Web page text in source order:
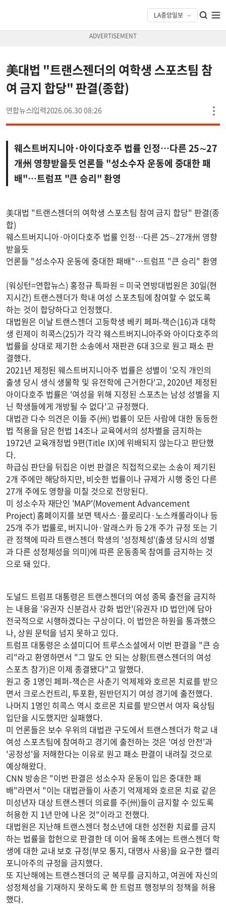
美대법 "트랜스젠더의 여학생 스포츠팀 참
여 금지 합당" 판결(종합)
연합뉴스 2026.06.30 08:26
웨스트버지니아·아이다호주 법률 인정…다른 25∼27
개州 영향받을듯 언론들 "성소수자 운동에 중대한 패
배"…트럼프 "큰 승리" 환영
美대법 "트랜스젠더의 여학생 스포츠팀 참여 금지 합당" 판결(종
합)
웨스트버지니아·아이다호주 법률 인정…다른 25∼27개州 영향
받을듯
언론들 "성소수자 운동에 중대한 패배"…트럼프 "큰 승리" 환영
(워싱턴=연합뉴스) 홍정규 특파원 = 미국 연방대법원은 30일(현
지시간) 트랜스젠더가 학내 여성 스포츠팀에 참여할 수 없도록
하는 것이 합당하다고 인정했다.
대법원은 이날 트랜스젠더 고등학생 베키 페퍼-잭슨(16)과 대학
생 린제이 히콕스(25)가 각각 웨스트버지니아주와 아이다호주의
법률을 상대로 제기한 소송에서 재판관 6대 3으로 원고 패소 판
결했다.
2021년 제정된 웨스트버지니아주 법률은 성별이 '오직 개인의
출생 당시 생식 생물학 및 유전학에 근거한다'고, 2020년 제정된
아이다호주 법률은 '여성을 위해 지정된 스포츠는 남성 성별을 지
닌 학생들에게 개방될 수 없다'고 규정했다.
대법관 다수 의견은 이들 주(州) 법률이 모든 사람에 대한 동등한
법 적용을 담은 헌법 14조나 교육에서의 성차별을 금지하는
1972년 교육개정법 9편(Title Ⅸ)에 위배되지 않는다고 판단했
다.
하급심 판단을 뒤집은 이번 판결은 직접적으로는 소송이 제기된
2개 주에만 해당하지만, 비슷한 법률이나 규제가 시행 중인 다른
27개 주에도 영향을 미칠 것으로 전망된다.
미 성소수자 재단인 'MAP'(Movement Advancement
Project) 홈페이지를 보면 텍사스·플로리다·노스캐롤라이나 등
25개 주가 법률로, 버지니아·알래스카 등 2개 주가 규정 또는 기
관 정책에 따라 트랜스젠더 학생의 '성정체성'(출생 당시의 성별
과 다른 성정체성을 의미)에 따른 운동종목 참여를 금지하는 것
으로 돼 있다.
도널드 트럼프 대통령은 트랜스젠더의 여성 종목 출전을 금지하
는 내용을 '유권자 신분검사 강화 법안'(유권자 ID 법안)에 담아
전국적으로 시행하겠다는 구상이다. 이 법안은 하원을 통과했으
나, 상원 문턱을 넘지 못하고 있다.
트럼프 대통령은 소셜미디어 트루스소셜에서 이번 판결을 "큰 승
리"라고 환영하면서 "그 말도 안 되는 상황(트랜스젠더의 여성
스포츠 참가)은 이제 종결됐다"고 말했다.
원고 중 1명인 페퍼-잭슨은 사춘기 억제제와 호르몬 치료를 받으
면서 크로스컨트리, 투포환, 원반던지기 여성 경기에 출전했다.
나머지 1명인 히콕스 역시 호르몬 치료를 받으면서 여자 육상팀
입단을 시도했지만 실패했다.
미 언론들은 보수 우위의 대법관 구도에서 트랜스젠더가 학교 내
여성 스포츠팀에 참여하고 경기에 출전하는 것은 '여성 안전'과
'공정성'을 저해한다는 이유로 원고 패소 판결이 내려질 것으로
예상해왔다.
CNN 방송은 "이번 판결은 성소수자 운동이 입은 중대한 패
배"라면서 "이는 대법관들이 사춘기 억제제와 호르몬 치료 같은
미성년자 대상 트랜스젠더 의료를 주(州)들이 금지할 수 있도록
허용한 지 1년 만에 나온 것"이라고 전했다.
대법원은 지난해 트랜스젠더 청소년에 대한 성전환 치료를 금지
하는 법률을 합헌으로 판결한 데 이어 올해 초에는 트랜스젠더 학
생에 대한 교내 보호 규정(부모 통지, 대명사 사용)을 요구한 캘리
포니아주의 규정을 금지했다.
또 지난해에는 트랜스젠더의 군 복무를 금지하고, 여권에 자신의
성정체성을 기재하지 못하도록 한 트럼프 행정부의 정책을 허용
했다.